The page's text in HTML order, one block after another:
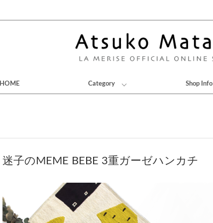
HOME Category Shop Info
迷子のMEME BEBE 3重ガーゼハンカチ